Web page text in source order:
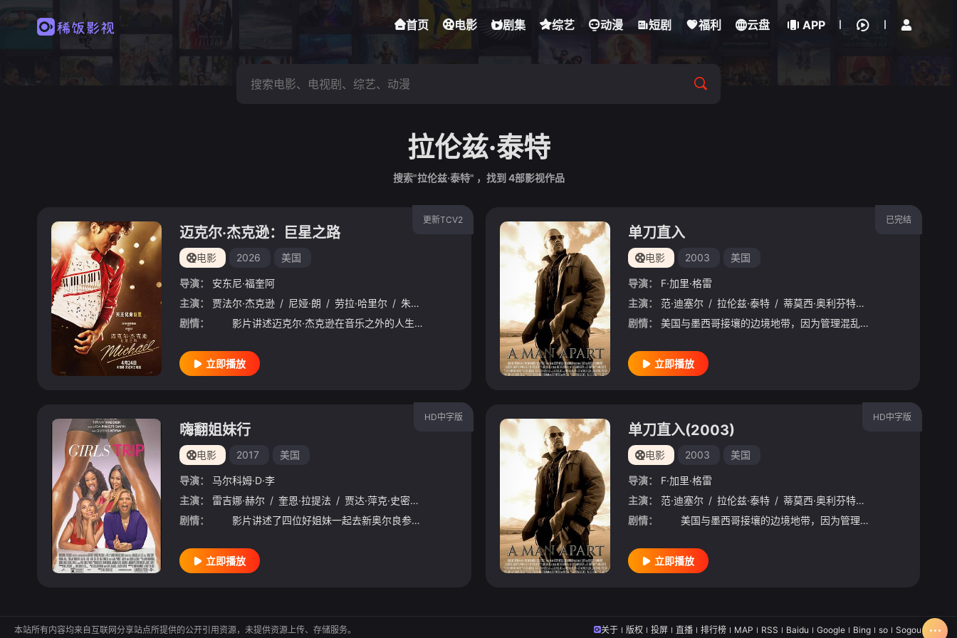
首页 电影 剧集 综艺 动漫 短剧 福利 云盘 APP
拉伦兹·泰特
搜索"拉伦兹·泰特" ，找到 4部影视作品
更新TCV2
迈克尔·杰克逊：巨星之路
电影 2026 美国
导演：
安东尼·福奎阿
主演：
贾法尔·杰克逊 / 尼娅·朗 / 劳拉·哈里尔 / 朱利亚诺·瓦尔迪 迈尔斯·特勒 / 科尔曼·多明戈 乔·吉列特 / 卡特琳娜·格兰厄姆 / 拉伦兹·泰特 / 德里克·卢克
剧情：
影片讲述迈克尔·杰克逊在音乐之外的人生旅程，从他以杰克逊五人组主唱之姿被发掘出惊人天赋的那一刻起，直到他成为一位极具远见的艺人，他以无穷无尽的创作能力激励自己成为全世界最伟大的娱乐巨星。这部电影同
立即播放
已完结
单刀直入
电影 2003 美国
导演：
F·加里·格雷
主演：
范·迪塞尔 / 拉伦兹·泰特 / 蒂莫西·奥利芬特 /
剧情：
美国与墨西哥接壤的边境地带，因为管理混乱成了毒贩们的天堂。缉毒特工西恩•维特（范•迪塞尔 Vin Diesel 饰）精明强干，经过不懈努力终于与同侪们合力抓获了大毒枭卢塞洛。然而，卢塞洛向西恩发出
立即播放
HD中字版
嗨翻姐妹行
电影 2017 美国
导演：
马尔科姆·D·李
主演：
雷吉娜·赫尔 / 奎恩·拉提法 / 贾达·萍克·史密斯 拉伦兹·泰特 / 麦克·柯尔特 / 凯特·沃什 / 科菲·斯里博伊 / 拉腊·格赖斯 / 黛博拉·艾里德
剧情：
影片讲述了四位好姐妹一起去新奥尔良参加音乐节，姐妹们的热情被重新点燃后一起歌舞和疯狂的故事。
立即播放
HD中字版
单刀直入(2003)
电影 2003 美国
导演：
F·加里·格雷
主演：
范·迪塞尔 / 拉伦兹·泰特 / 蒂莫西·奥利芬特 /
剧情：
美国与墨西哥接壤的边境地带，因为管理混乱成了毒贩们的天堂。缉毒特工西恩•维特（范•迪塞尔VinDiesel饰）精明强干，经过不懈努力终于与同侪们合力抓获了大毒枭卢塞洛。然而，卢塞洛向西恩发出警告，
立即播放
关于 版权 投屏 直播 排行榜 MAP RSS Baidu Google Bing so Sogou SM
本站所有内容均来自互联网分享站点所提供的公开引用资源，未提供资源上传、存储服务。